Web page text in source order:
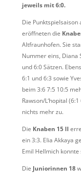
jeweils mit 6:0.
Die Punktspielsaison
eröffneten die
Altfraunhofen. Sie
Nummer eins, Diana
und 6:0 Sätzen.
6:1 und 6:3 sowie
beim 3:6 7:5 10:5
Rawson/L‘hopital
nichts mehr zu.
Die Knaben 15 II
ein 3:3. Elia Akkaya
Emil Hellmich
Die Juniorinnen 18